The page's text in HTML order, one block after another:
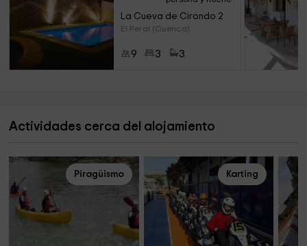
La Cueva de Cirondo 2
El Peral (Cuenca)
9 3 3
Actividades cerca del alojamiento
Piragüismo Karting